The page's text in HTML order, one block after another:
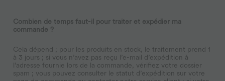
Combien de temps faut-il pour traiter et expédier ma
commande ?
Cela dépend ; pour les produits en stock, le traitement prend 1
à 3 jours ; si vous n’avez pas reçu l’e-mail d’expédition à
l’adresse fournie lors de la commande, vérifiez votre dossier
spam ; vous pouvez consulter le statut d’expédition sur votre